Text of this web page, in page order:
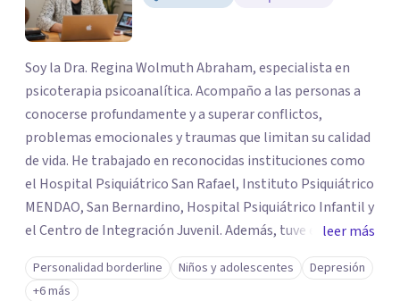
Soy la Dra. Regina Wolmuth Abraham, especialista en
psicoterapia psicoanalítica. Acompaño a las personas a
conocerse profundamente y a superar conflictos,
problemas emocionales y traumas que limitan su calidad
de vida. He trabajado en reconocidas instituciones como
el Hospital Psiquiátrico San Rafael, Instituto Psiquiátrico
MENDAO, San Bernardino, Hospital Psiquiátrico Infantil y
el Centro de Integración Juvenil. Además, tuve el
privilegio de colaborar en comunidades como Olivar del
Conde y Xochimilco, lo que me permitió conocer diversas
leer más
Personalidad borderline Niños y adolescentes
Depresión
+6 más